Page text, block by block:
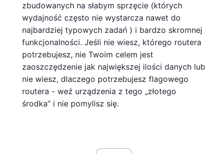
zbudowanych na słabym sprzęcie (których
wydajność często nie wystarcza nawet do
najbardziej typowych zadań ) i bardzo skromnej
funkcjonalności. Jeśli nie wiesz, którego routera
potrzebujesz, nie Twoim celem jest
zaoszczędzenie jak największej ilości danych lub
nie wiesz, dlaczego potrzebujesz flagowego
routera - weź urządzenia z tego „złotego
środka” i nie pomylisz się.